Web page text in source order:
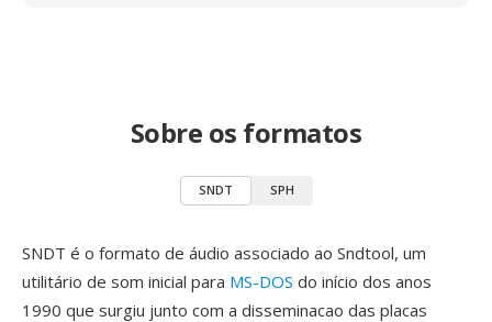
Sobre os formatos
SNDT SPH
SNDT é o formato de áudio associado ao Sndtool, um
utilitário de som inicial para MS-DOS do início dos anos
1990 que surgiu junto com a disseminacao das placas